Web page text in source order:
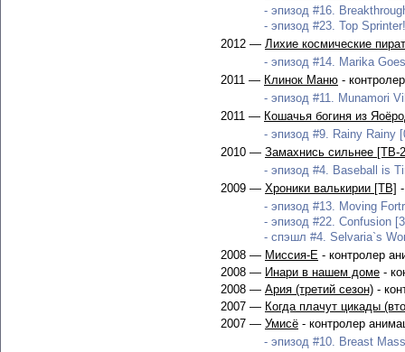
- эпизод #16.
- эпизод #23. Top
2012 — Лихие космические
- эпизод #14. Marika
2011 — Клинок Маню -
- эпизод #11. Munamori
2011 — Кошачья богиня из
- эпизод #9. Rainy Rainy
2010 — Замахнись сильнее [ТВ-
- эпизод #4. Baseball is
2009 — Хроники валькирии [ТВ]
- эпизод #13. Moving
- эпизод #22. Confusion
- спэшл #4. Selvaria`s
2008 — Миссия-Е - контролер
2008 — Инари в нашем доме -
2008 — Ария (третий сезон) -
2007 — Когда плачут цикады
2007 — Умисё - контролер
- эпизод #10. Breast